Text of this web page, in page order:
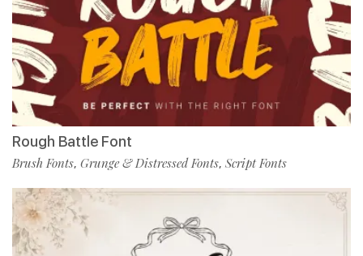
Rough Battle Font
Brush Fonts, Grunge & Distressed Fonts, Script Fonts